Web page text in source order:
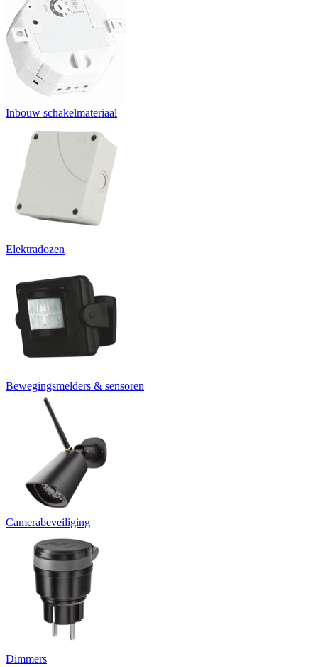
Inbouw schakelmateriaal
Elektradozen
Bewegingsmelders & sensoren
Camerabeveiliging
Dimmers